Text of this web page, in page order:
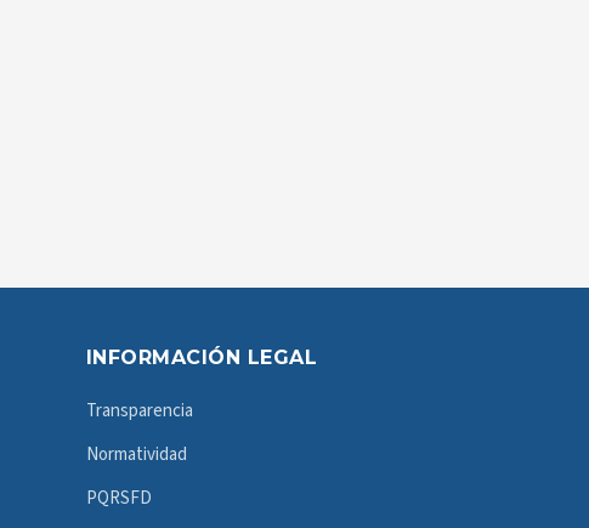
INFORMACIÓN LEGAL
Transparencia
Normatividad
PQRSFD